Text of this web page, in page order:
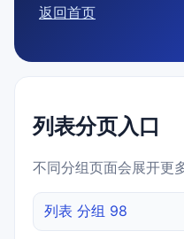
返回首页
列表分页入口
不同分组页面会展开更
列表 分组 98